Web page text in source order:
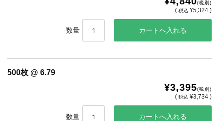
(税別)
(税込 ¥5,324 )
数量
500枚 @ 6.79
¥3,395(税別)
(税込 ¥3,734 )
数量